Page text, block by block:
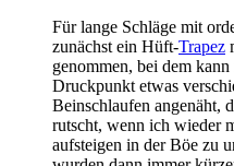
Für lange Schläge mit
zunächst ein Hüft-Trapez
genommen, bei dem
Druckpunkt etwas
Beinschlaufen angenäht,
rutscht, wenn ich wieder
aufsteigen in der Böe zu